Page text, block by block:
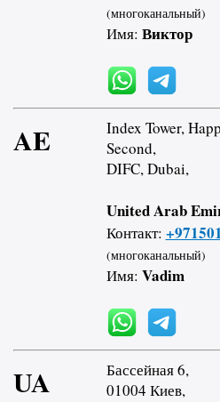
(многоканальный)
Имя: Виктор
AE
Index Tower,
Second,
DIFC, Dubai,
United Arab
Контакт:
(многоканальный)
Имя: Vadim
UA
Бассейная 6,
01004 Киев,